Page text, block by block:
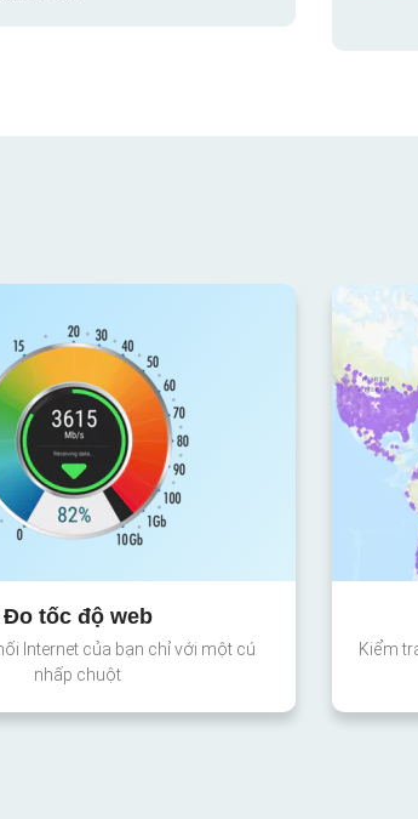
Đo tốc độ web
Internet của bạn chỉ với một cú
nhấp chuột
Kiểm